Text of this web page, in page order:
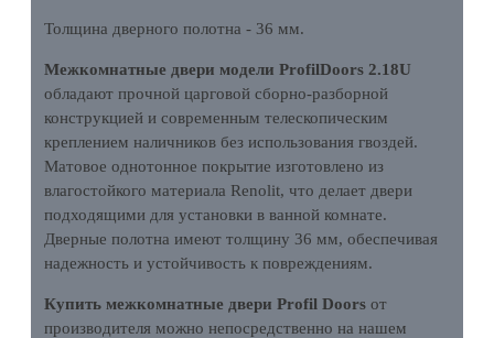
Толщина дверного полотна - 36 мм.
Межкомнатные двери модели ProfilDoors 2.18U
обладают прочной царговой сборно-разборной
конструкцией и современным телескопическим
креплением наличников без использования гвоздей.
Матовое однотонное покрытие изготовлено из
влагостойкого материала Renolit, что делает двери
подходящими для установки в ванной комнате.
Дверные полотна имеют толщину 36 мм, обеспечивая
надежность и устойчивость к повреждениям.
Купить межкомнатные двери Profil Doors от
производителя можно непосредственно на нашем